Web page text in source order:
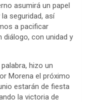
asumirá un papel
seguridad, así
a pacificar
con unidad y
hizo un
Morena el próximo
estarán de fiesta
la victoria de